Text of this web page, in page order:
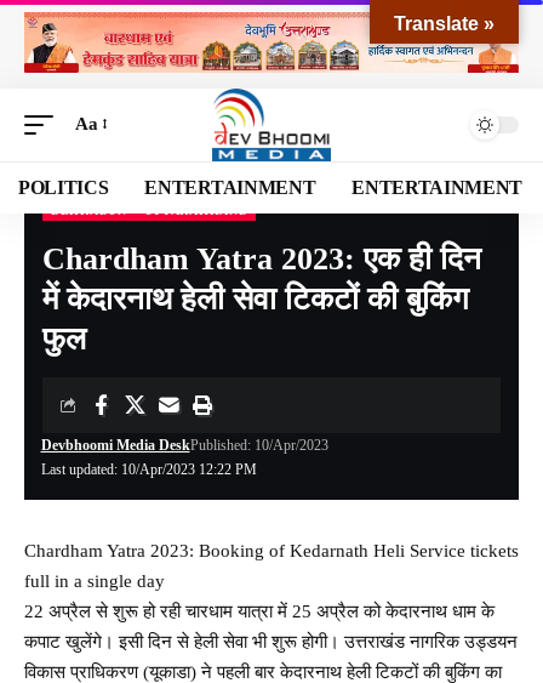
Aa
POLITICS ENTERTAINMENT ENTERTAINMENT
Devbhoomi Media >NATIONAL >UTTARAKHAND>DEHRADUN
Chardham Yatra 2023: एक ही दिन
में केदारनाथ हेली सेवा टिकटों की बुकिंग
फुल
Last updated: 10/Apr/2023 12:22 PM
Devbhoomi Media DeskPublished: 10/Apr/2023
Chardham Yatra 2023: Booking of Kedarnath Heli Service tickets
full in a single day
22 अप्रैल से शुरू हो रही चारधाम यात्रा में 25 अप्रैल को केदारनाथ धाम के
कपाट खुलेंगे। इसी दिन से हेली सेवा भी शुरू होगी। उत्तराखंड नागरिक उड्डयन
विकास प्राधिकरण (यूकाडा) ने पहली बार केदारनाथ हेली टिकटों की बुकिंग का
Translate »